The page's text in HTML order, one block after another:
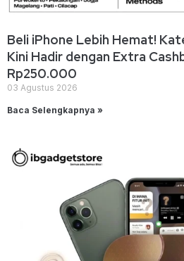
Beli iPhone Lebih Hemat!
Kini Hadir dengan Extra
Rp250.000
03 Agustus 2026
Baca Selengkapnya »